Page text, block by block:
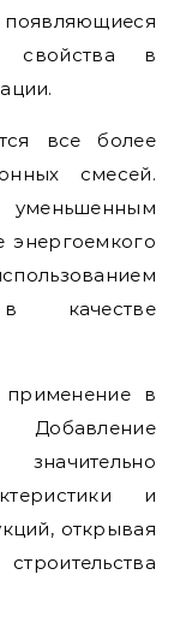
свойства в
все более
смесей.
энергоемкого
качестве
применение в
и
открывая